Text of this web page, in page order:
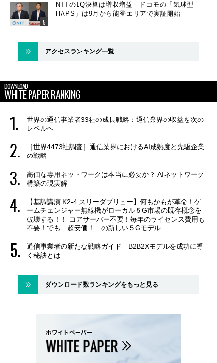
NTTの1Q決算は増収増益 ドコモの「気球型
HAPS」は9月から能登エリアで実証開始
アクセスランキング一覧
DOWNLOAD
WHITE PAPER RANKING
世界の通信事業者33社の成長戦略：通信業界の収益を次の
レベルへ
［世界4473社調査］通信業界におけるAI成熟度と先駆企業
の戦略
高価な専用ネットワークは本当に必要か？ AIネットワーク
構築の現実解
【基調講演 K2-4 スリーダブリュー】何もかもが革命！ゲ
ームチェンジャー無線機がローカル５G市場の既存概念を
破壊する！！ コアサーバー不要！毎年のライセンス費用も
不要！でも、超安価！ の新しい５Gモデル
通信事業者の新たな戦略ガイド B2B2Xモデルを成功に導
く秘訣とは
ダウンロード数ランキングをもっと見る